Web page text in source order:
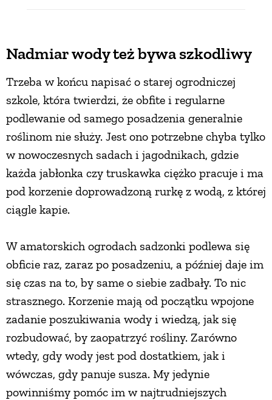
Nadmiar wody też bywa szkodliwy
Trzeba w końcu napisać o starej ogrodniczej
szkole, która twierdzi, że obfite i regularne
podlewanie od samego posadzenia generalnie
roślinom nie służy. Jest ono potrzebne chyba tylko
w nowoczesnych sadach i jagodnikach, gdzie
każda jabłonka czy truskawka ciężko pracuje i ma
pod korzenie doprowadzoną rurkę z wodą, z której
ciągle kapie.
W amatorskich ogrodach sadzonki podlewa się
obficie raz, zaraz po posadzeniu, a później daje im
się czas na to, by same o siebie zadbały. To nic
strasznego. Korzenie mają od początku wpojone
zadanie poszukiwania wody i wiedzą, jak się
rozbudować, by zaopatrzyć rośliny. Zarówno
wtedy, gdy wody jest pod dostatkiem, jak i
wówczas, gdy panuje susza. My jedynie
powinniśmy pomóc im w najtrudniejszych